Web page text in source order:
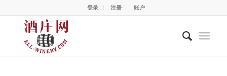
登录 注册 账户